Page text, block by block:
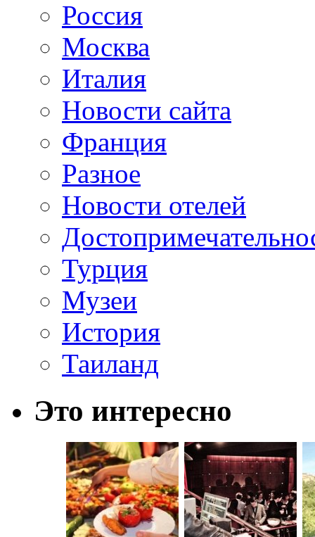
Россия
Москва
Италия
Новости сайта
Франция
Разное
Новости отелей
Турция
Музеи
История
Таиланд
Это интересно